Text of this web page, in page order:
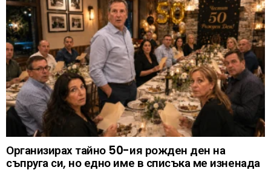
Организирах тайно 50-ия рожден ден на
съпруга си, но едно име в списъка ме изненада